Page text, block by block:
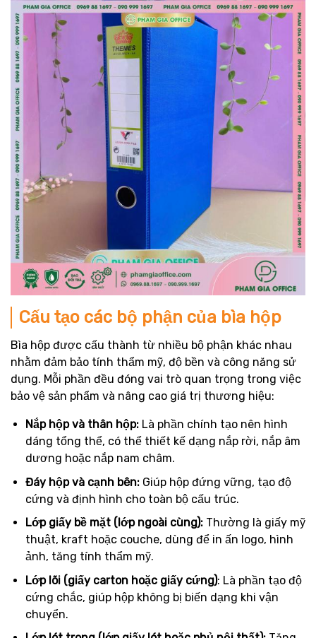
Cấu tạo các bộ phận của bìa hộp
Bìa hộp được cấu thành từ nhiều bộ phận khác nhau
nhằm đảm bảo tính thẩm mỹ, độ bền và công năng sử
dụng. Mỗi phần đều đóng vai trò quan trọng trong việc
bảo vệ sản phẩm và nâng cao giá trị thương hiệu:
Nắp hộp và thân hộp:Là phần chính tạo nên hình
dáng tổng thể, có thể thiết kế dạng nắp rời, nắp âm
dương hoặc nắp nam châm.
Đáy hộp và cạnh bên:Giúp hộp đứng vững, tạo độ
cứng và định hình cho toàn bộ cấu trúc.
Lớp giấy bề mặt (lớp ngoài cùng):Thường là giấy mỹ
thuật, kraft hoặc couche, dùng để in ấn logo, hình
ảnh, tăng tính thẩm mỹ.
Lớp lõi (giấy carton hoặc giấy cứng): Là phần tạo độ
cứng chắc, giúp hộp không bị biến dạng khi vận
chuyển.